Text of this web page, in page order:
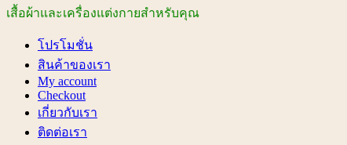
เสื้อผ้าและเครื่องแต่งกายสำหรับคุณ
โปรโมชั่น
สินค้าของเรา
My account
Checkout
เกี่ยวกับเรา
ติดต่อเรา